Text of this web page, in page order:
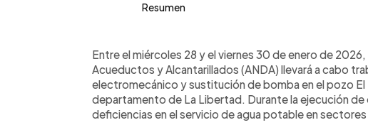
Resumen
► Escuchar artículo
Del miércoles 28 al viernes 30 de enero de
mantenimiento electromecánico y sustituirá la
La Libertad. Durante estos trabajos, se podrían
servicio de agua potable en zonas cercanas.
podrán solicitar abastecimiento por camión
Entre el miércoles 28 y el viernes 30 de enero de
Acueductos y Alcantarillados (ANDA) llevará a cabo
electromecánico y sustitución de bomba en el pozo El
departamento de La Libertad. Durante la ejecución
deficiencias en el servicio de agua potable en